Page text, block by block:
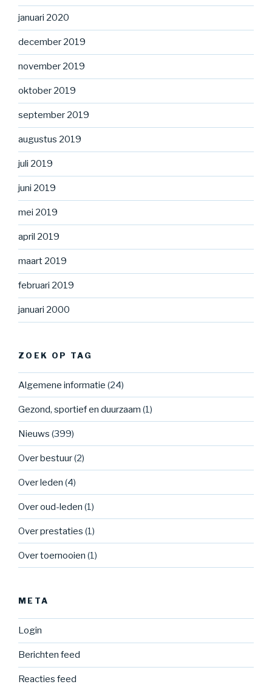
januari 2020
december 2019
november 2019
oktober 2019
september 2019
augustus 2019
juli 2019
juni 2019
mei 2019
april 2019
maart 2019
februari 2019
januari 2000
ZOEK OP TAG
Algemene informatie (24)
Gezond, sportief en duurzaam (1)
Nieuws (399)
Over bestuur(2)
Over leden (4)
Over oud-leden (1)
Over prestaties (1)
Over toernooien (1)
META
Login
Berichten feed
Reacties feed